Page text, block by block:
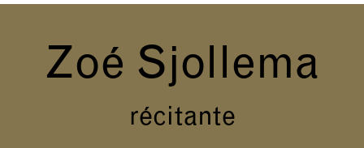
Zoé Sjollema
récitante